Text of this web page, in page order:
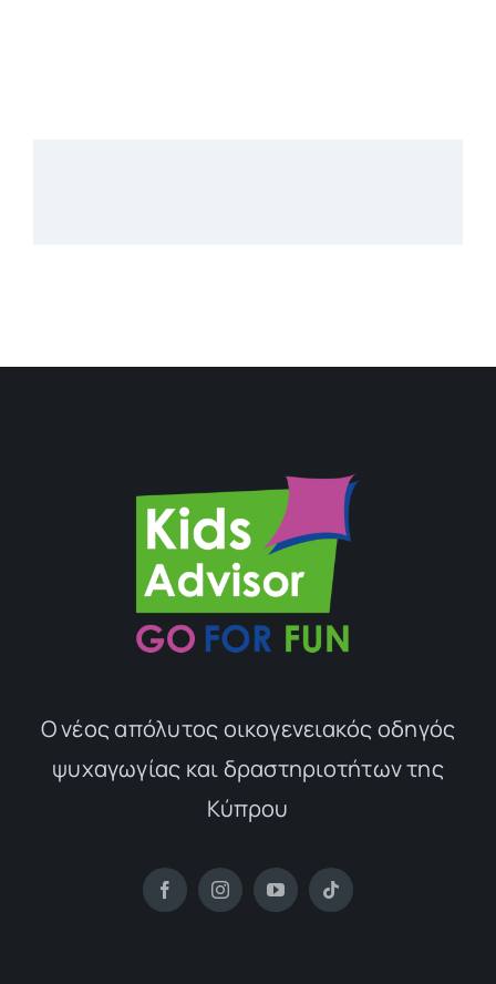
Ο νέος απόλυτος οικογενειακός οδηγός
ψυχαγωγίας και δραστηριοτήτων της
Κύπρου